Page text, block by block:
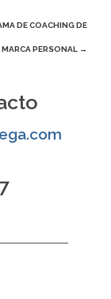
DE COACHING DE
MARCA PERSONAL →